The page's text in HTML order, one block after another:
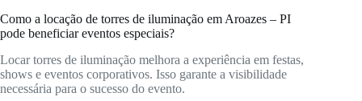
Como a locação de torres de iluminação em Aroazes – PI
pode beneficiar eventos especiais?
Locar torres de iluminação melhora a experiência em festas,
shows e eventos corporativos. Isso garante a visibilidade
necessária para o sucesso do evento.